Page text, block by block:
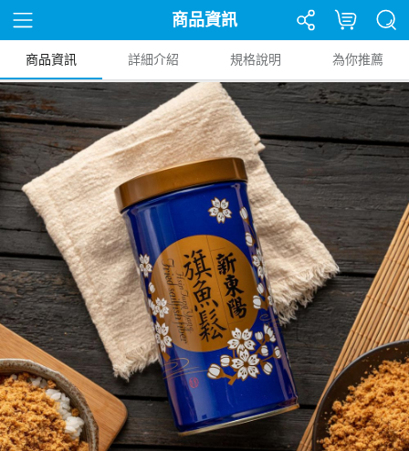
商品資訊
商品資訊 詳細介紹 規格說明 為你推薦